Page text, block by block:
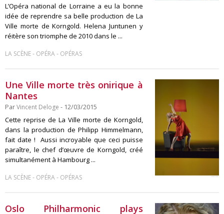
L’Opéra national de Lorraine a eu la bonne
idée de reprendre sa belle production de La
Ville morte de Korngold. Helena Juntunen y
réitère son triomphe de 2010 dans le ...
LA SCÈNE- OPÉRA- OPÉRAS
Une Ville morte très onirique à
Nantes
ParVincent Deloge - 12/03/2015
Cette reprise de La Ville morte de Korngold,
dans la production de Philipp Himmelmann,
fait date ! Aussi incroyable que ceci puisse
paraître, le chef d’œuvre de Korngold, créé
simultanément à Hambourg ...
LA SCÈNE- OPÉRA- OPÉRAS
Oslo Philharmonic plays